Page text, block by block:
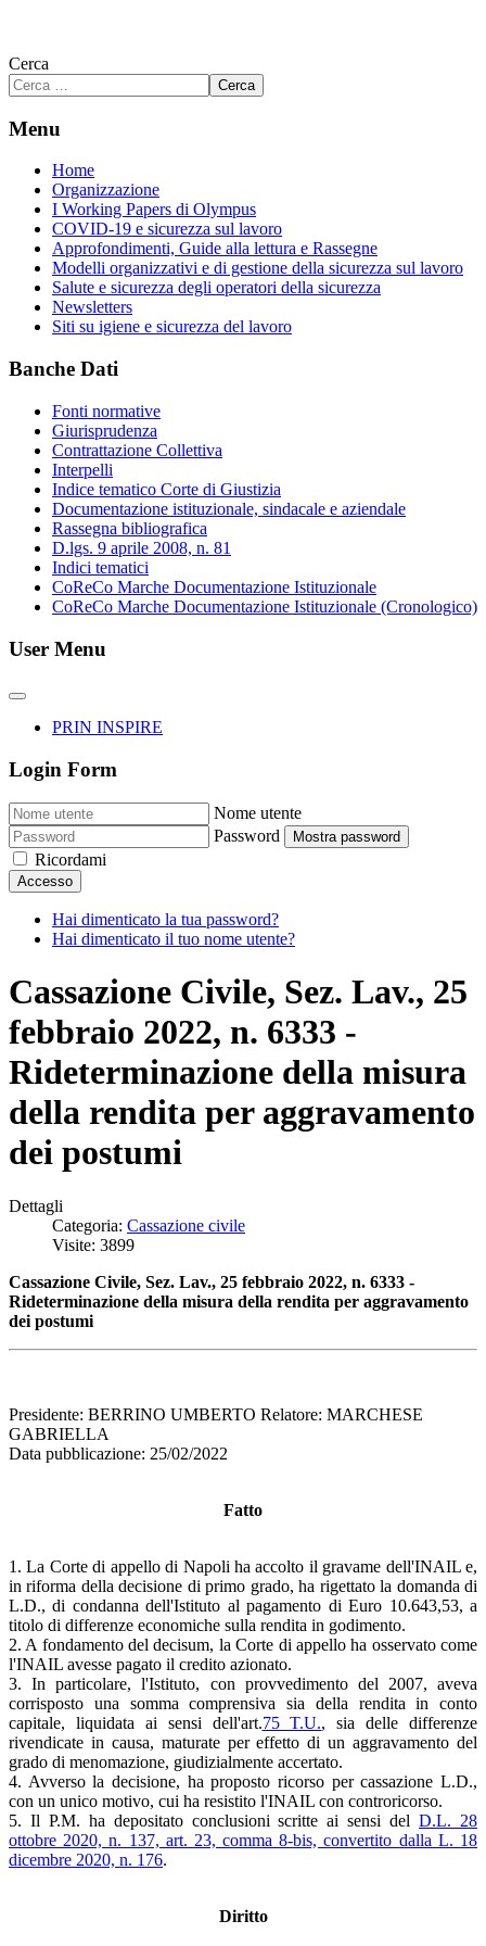
Cerca
Cerca
Menu
Home
Organizzazione
I Working Papers di Olympus
COVID-19 e sicurezza sul lavoro
Approfondimenti, Guide alla lettura e Rassegne
Modelli organizzativi e di gestione della sicurezza sul lavoro
Salute e sicurezza degli operatori della sicurezza
Newsletters
Siti su igiene e sicurezza del lavoro
Banche Dati
Fonti normative
Giurisprudenza
Contrattazione Collettiva
Interpelli
Indice tematico Corte di Giustizia
Documentazione istituzionale, sindacale e aziendale
Rassegna bibliografica
D.lgs. 9 aprile 2008, n. 81
Indici tematici
CoReCo Marche Documentazione Istituzionale
CoReCo Marche Documentazione Istituzionale (Cronologico)
User Menu
PRIN INSPIRE
Login Form
Nome utente
Password
Mostra password
Ricordami
Accesso
Hai dimenticato la tua password?
Hai dimenticato il tuo nome utente?
Cassazione Civile, Sez. Lav., 25
febbraio 2022, n. 6333 -
Rideterminazione della misura
della rendita per aggravamento
dei postumi
Dettagli
Categoria: Cassazione civile
Visite: 3899
Cassazione Civile, Sez. Lav., 25 febbraio 2022, n. 6333 -
Rideterminazione della misura della rendita per aggravamento
dei postumi
Presidente: BERRINO UMBERTO Relatore: MARCHESE
GABRIELLA
Data pubblicazione: 25/02/2022
Fatto
1. La Corte di appello di Napoli ha accolto il gravame dell'INAIL e,
in riforma della decisione di primo grado, ha rigettato la domanda di
L.D., di condanna dell'Istituto al pagamento di Euro 10.643,53, a
titolo di differenze economiche sulla rendita in godimento.
2. A fondamento del decisum, la Corte di appello ha osservato come
l'INAIL avesse pagato il credito azionato.
3. In particolare, l'Istituto, con provvedimento del 2007, aveva
corrisposto una somma comprensiva sia della rendita in conto
capitale, liquidata ai sensi dell'art.75 T.U., sia delle differenze
rivendicate in causa, maturate per effetto di un aggravamento del
grado di menomazione, giudizialmente accertato.
4. Avverso la decisione, ha proposto ricorso per cassazione L.D.,
con un unico motivo, cui ha resistito l'INAIL con controricorso.
5. Il P.M. ha depositato conclusioni scritte ai sensi delD.L. 28
ottobre 2020, n. 137, art. 23, comma 8-bis, convertito dalla L. 18
dicembre 2020, n. 176.
Diritto